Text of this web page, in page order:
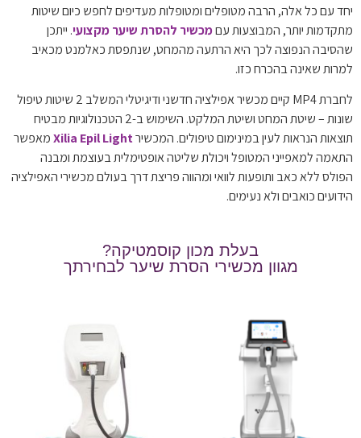
יחד עם כל אלה, הרבה מטופלים ומטופלות מעדיפים לחפש כיום שיטות
מתקדמות יותר, המבוצעות עםמכשיר להסרת שיער מקצועי. ייתכן
שהסיבה הנפוצה לכך היא הרתעה מהמחט, שנתפסת כאלמנט מכאיב
למרות שאינה בהכרח כזו.
לחברת MP4 קיים מכשיר אפילציה חדשני ודיגיטלי המשלב 2 שיטות טיפול
שונות – שיטת המחט ושיטת המלקט. השימוש ב-2 הטכנולוגיות מבטיח
תוצאות הנראות לעין במינימום טיפולים. המכשירXilia Epil Lightמאפשר
התאמה למאפייני המטופל ויכולת שליטה אופטימלית בעוצמת ומבנה
הפולס ללא כאב ותופעות לוואי ומהווה פריצת דרך בעולם מכשירי האפילציה
הידועים כואבים ולא נעימים.
בעלת מכון קוסמטיקה?
מגוון מכשירי הסרת שיער לבחירתך